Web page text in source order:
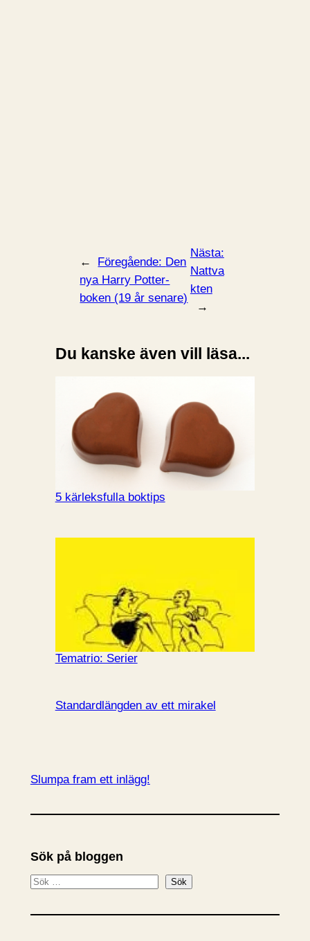
← Föregående: Den
nya Harry Potter-
boken (19 år senare)
Nästa:
Nattva
kten
→
Du kanske även vill läsa...
5 kärleksfulla boktips
Tematrio: Serier
Standardlängden av ett mirakel
Slumpa fram ett inlägg!
Sök på bloggen
S
k
Sök